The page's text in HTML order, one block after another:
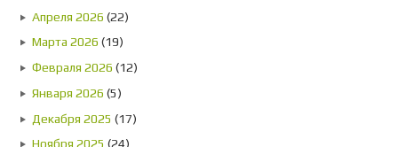
Апреля 2026 (22)
Марта 2026 (19)
Февраля 2026 (12)
Января 2026 (5)
Декабря 2025 (17)
Ноября 2025 (24)